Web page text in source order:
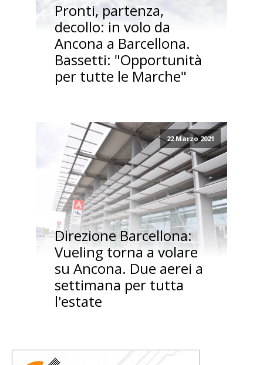
Pronti, partenza,
decollo: in volo da
Ancona a Barcellona.
Bassetti: "Opportunità
per tutte le Marche"
22 Marzo 2021
Direzione Barcellona:
Vueling torna a volare
su Ancona. Due aerei a
settimana per tutta
l'estate